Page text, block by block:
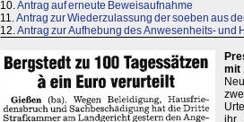
10.Antrag auf erneute Beweisaufnahme
11.Antrag zur Wiederzulassung der soeben aus
12.Antrag zur Aufhebung des Anwesenheits- und
mit